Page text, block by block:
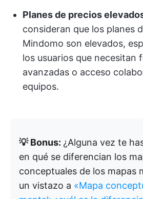
Planes de precios
consideran que los planes
Mindomo son elevados,
los usuarios que necesitan
avanzadas o acceso
equipos.
💡 Bonus: ¿Alguna vez te
en qué se diferencian los
conceptuales de los mapas
un vistazo a «Mapa